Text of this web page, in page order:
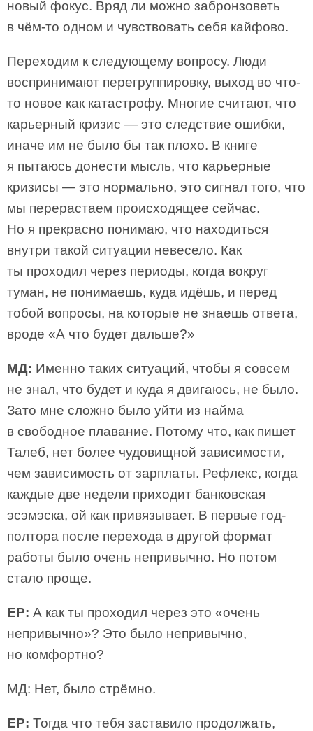
новый фокус. Вряд ли можно забронзоветь
в чём-то одном и чувствовать себя кайфово.
Переходим к следующему вопросу. Люди
воспринимают перегруппировку, выход во что-
то новое как катастрофу. Многие считают, что
карьерный кризис — это следствие ошибки,
иначе им не было бы так плохо. В книге
я пытаюсь донести мысль, что карьерные
кризисы — это нормально, это сигнал того, что
мы перерастаем происходящее сейчас.
Но я прекрасно понимаю, что находиться
внутри такой ситуации невесело. Как
ты проходил через периоды, когда вокруг
туман, не понимаешь, куда идёшь, и перед
тобой вопросы, на которые не знаешь ответа,
вроде «А что будет дальше?»
МД: Именно таких ситуаций, чтобы я совсем
не знал, что будет и куда я двигаюсь, не было.
Зато мне сложно было уйти из найма
в свободное плавание. Потому что, как пишет
Талеб, нет более чудовищной зависимости,
чем зависимость от зарплаты. Рефлекс, когда
каждые две недели приходит банковская
эсэмэска, ой как привязывает. В первые год-
полтора после перехода в другой формат
работы было очень непривычно. Но потом
стало проще.
ЕР: А как ты проходил через это «очень
непривычно»? Это было непривычно,
но комфортно?
МД: Нет, было стрёмно.
ЕР: Тогда что тебя заставило продолжать,